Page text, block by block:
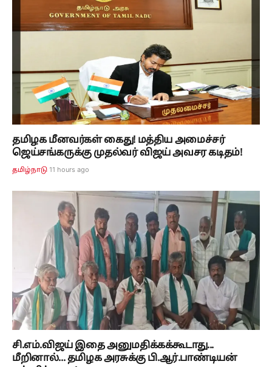
தமிழக மீனவர்கள் கைது! மத்திய அமைச்சர்
ஜெய்சங்கருக்கு முதல்வர் விஜய் அவசர கடிதம்!
தமிழ்நாடு 11 hours ago
சி.எம்.விஜய் இதை அனுமதிக்கக்கூடாது...
மீறினால்... தமிழக அரசுக்கு பி.ஆர்.பாண்டியன்